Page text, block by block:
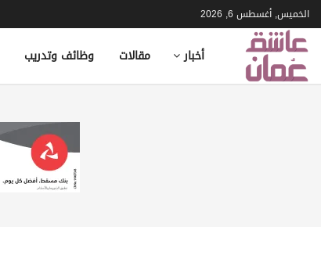
الخميس, أغسطس 6, 2026
أخبار مقالات وظائف وتدريب